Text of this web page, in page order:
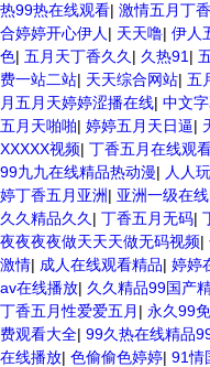
热99热在线观看| 激情五月丁
合婷婷开心伊人 | 天天噜| 伊人
色| 五月天丁香久久 | 久热91 |
费一站二站| 天天综合网站| 五
月五月天婷婷涩播在线| 中文
五月天啪啪| 婷婷五月天日逼|
XXXXX视频| 丁香五月在线观
99九九在线精品热动漫| 人人
婷丁香五月亚洲| 亚洲一级在线
久久精品久久 | 丁香五月无码|
夜夜夜夜做天天天做无码视频|
激情| 成人在线观看精品| 婷婷
av在线播放| 久久精品99国产
丁香五月性爱爱五月 | 永久99
费观看大全| 99久热在线精品
在线播放| 色偷偷色婷婷| 91情